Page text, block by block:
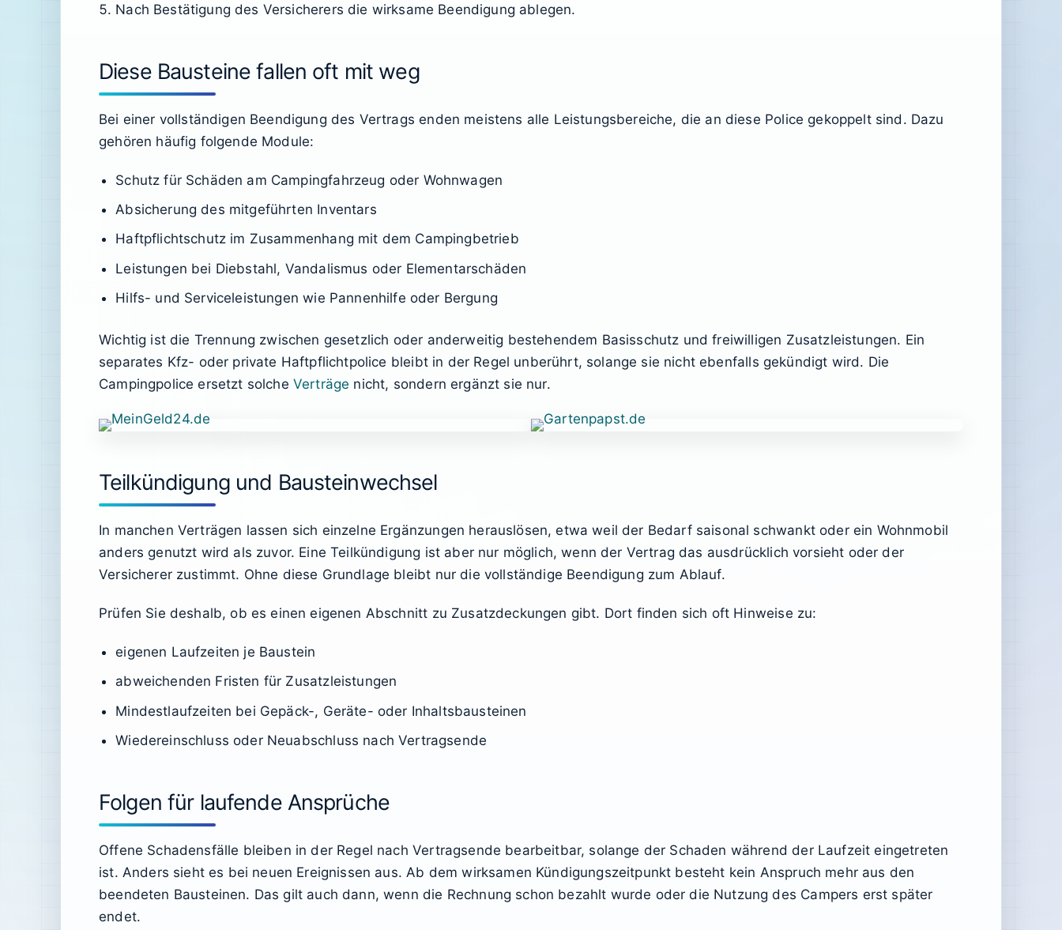
Nach Bestätigung des Versicherers die wirksame Beendigung ablegen.
Diese Bausteine fallen oft mit weg
Bei einer vollständigen Beendigung des Vertrags enden meistens alle Leistungsbereiche, die an diese Police gekoppelt sind. Dazu
gehören häufig folgende Module:
Schutz für Schäden am Campingfahrzeug oder Wohnwagen
Absicherung des mitgeführten Inventars
Haftpflichtschutz im Zusammenhang mit dem Campingbetrieb
Leistungen bei Diebstahl, Vandalismus oder Elementarschäden
Hilfs- und Serviceleistungen wie Pannenhilfe oder Bergung
Wichtig ist die Trennung zwischen gesetzlich oder anderweitig bestehendem Basisschutz und freiwilligen Zusatzleistungen. Ein
separates Kfz- oder private Haftpflichtpolice bleibt in der Regel unberührt, solange sie nicht ebenfalls gekündigt wird. Die
Campingpolice ersetzt solche Verträge nicht, sondern ergänzt sie nur.
Teilkündigung und Bausteinwechsel
In manchen Verträgen lassen sich einzelne Ergänzungen herauslösen, etwa weil der Bedarf saisonal schwankt oder ein Wohnmobil
anders genutzt wird als zuvor. Eine Teilkündigung ist aber nur möglich, wenn der Vertrag das ausdrücklich vorsieht oder der
Versicherer zustimmt. Ohne diese Grundlage bleibt nur die vollständige Beendigung zum Ablauf.
Prüfen Sie deshalb, ob es einen eigenen Abschnitt zu Zusatzdeckungen gibt. Dort finden sich oft Hinweise zu:
eigenen Laufzeiten je Baustein
abweichenden Fristen für Zusatzleistungen
Mindestlaufzeiten bei Gepäck-, Geräte- oder Inhaltsbausteinen
Wiedereinschluss oder Neuabschluss nach Vertragsende
Folgen für laufende Ansprüche
Offene Schadensfälle bleiben in der Regel nach Vertragsende bearbeitbar, solange der Schaden während der Laufzeit eingetreten
ist. Anders sieht es bei neuen Ereignissen aus. Ab dem wirksamen Kündigungszeitpunkt besteht kein Anspruch mehr aus den
beendeten Bausteinen. Das gilt auch dann, wenn die Rechnung schon bezahlt wurde oder die Nutzung des Campers erst später
endet.